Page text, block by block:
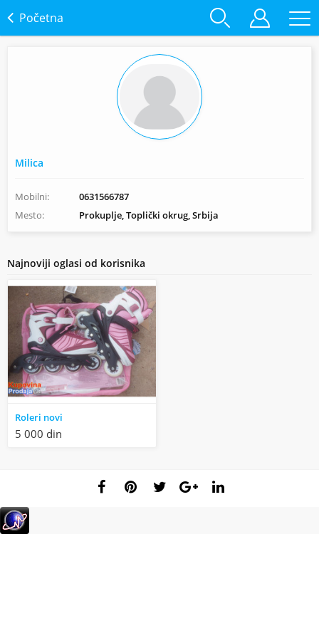
Početna
Milica
Mobilni:
0631566787
Mesto:
Prokuplje, Toplički okrug, Srbija
Najnoviji oglasi od korisnika
Roleri novi
5 000 din